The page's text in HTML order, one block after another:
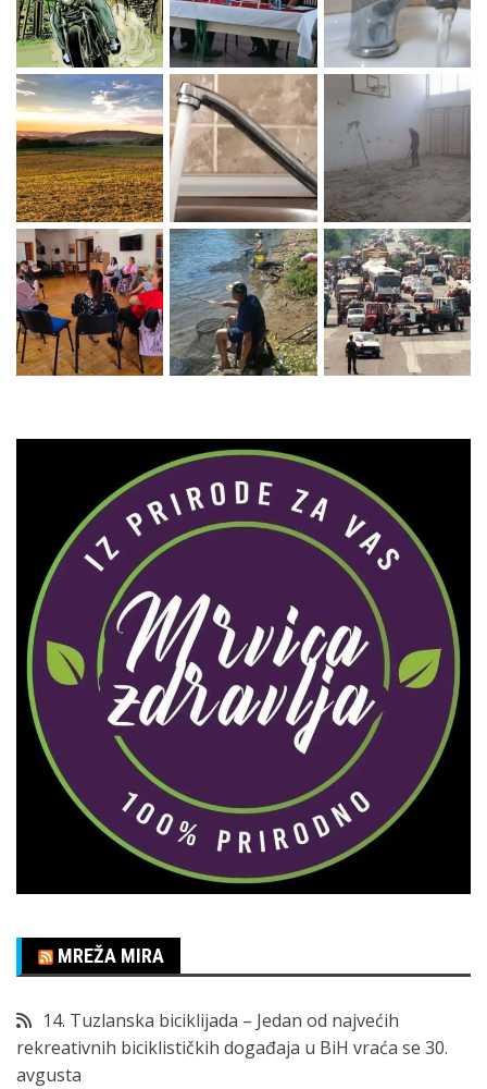
MREŽA MIRA
14. Tuzlanska biciklijada – Jedan od najvećih
rekreativnih biciklističkih događaja u BiH vraća se 30.
avgusta